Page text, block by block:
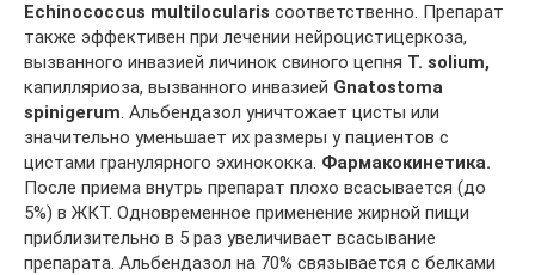
Echinococcus multilocularis соответственно. Препарат
также эффективен при лечении нейроцистицеркоза,
вызванного инвазией личинок свиного цепня T. solium,
капилляриоза, вызванного инвазией Gnatostoma
spinigerum. Альбендазол уничтожает цисты или
значительно уменьшает их размеры у пациентов с
цистами гранулярного эхинококка. Фармакокинетика.
После приема внутрь препарат плохо всасывается (до
5%) в ЖКТ. Одновременное применение жирной пищи
приблизительно в 5 раз увеличивает всасывание
препарата. Альбендазол на 70% связывается с белками